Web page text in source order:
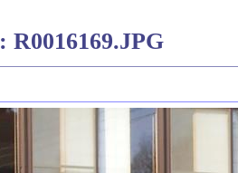
: R0016169.JPG